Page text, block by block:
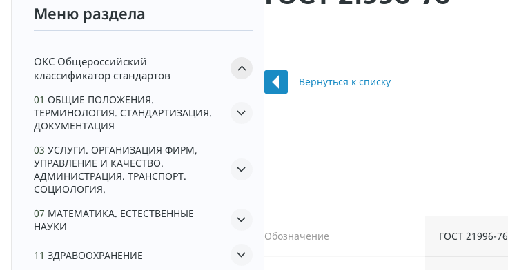
Меню раздела
ОКС Общероссийский
классификатор стандартов
01 ОБЩИЕ ПОЛОЖЕНИЯ.
ТЕРМИНОЛОГИЯ. СТАНДАРТИЗАЦИЯ.
ДОКУМЕНТАЦИЯ
03 УСЛУГИ. ОРГАНИЗАЦИЯ ФИРМ,
УПРАВЛЕНИЕ И КАЧЕСТВО.
АДМИНИСТРАЦИЯ. ТРАНСПОРТ.
СОЦИОЛОГИЯ.
07 МАТЕМАТИКА. ЕСТЕСТВЕННЫЕ
НАУКИ
11 ЗДРАВООХРАНЕНИЕ
Вернуться к списку
Обозначение ГОСТ 21996-76